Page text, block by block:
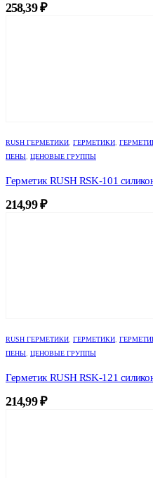
258,39₽
RUSH ГЕРМЕТИКИ, ГЕРМЕТИКИ,
ПЕНЫ, ЦЕНОВЫЕ ГРУППЫ
Герметик RUSH RSK-101
214,99₽
RUSH ГЕРМЕТИКИ, ГЕРМЕТИКИ,
ПЕНЫ, ЦЕНОВЫЕ ГРУППЫ
Герметик RUSH RSK-121
214,99₽